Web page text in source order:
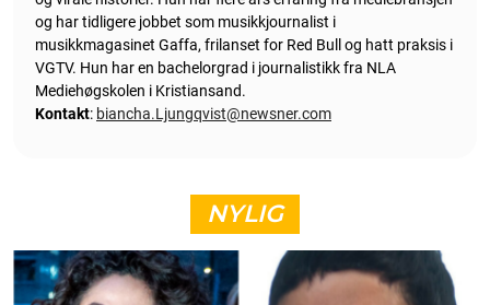
og har tidligere jobbet som musikkjournalist i
musikkmagasinet Gaffa, frilanset for Red Bull og hatt praksis i
VGTV. Hun har en bachelorgrad i journalistikk fra NLA
Mediehøgskolen i Kristiansand.
Kontakt: biancha.Ljungqvist@newsner.com
NYLIG